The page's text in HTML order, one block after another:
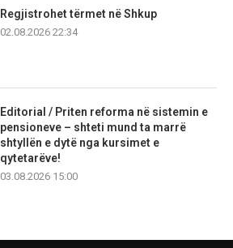
Regjistrohet tërmet në Shkup
02.08.2026 22:34
Editorial / Priten reforma në sistemin e
pensioneve – shteti mund ta marrë
shtyllën e dytë nga kursimet e
qytetarëve!
03.08.2026 15:00